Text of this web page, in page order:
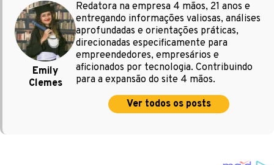
Emily
Clemes
Redatora na empresa 4 mãos, 21 anos e
entregando informações valiosas, análises
aprofundadas e orientações práticas,
direcionadas especificamente para
empreendedores, empresários e
aficionados por tecnologia. Contribuindo
para a expansão do site 4 mãos.
Ver todos os posts